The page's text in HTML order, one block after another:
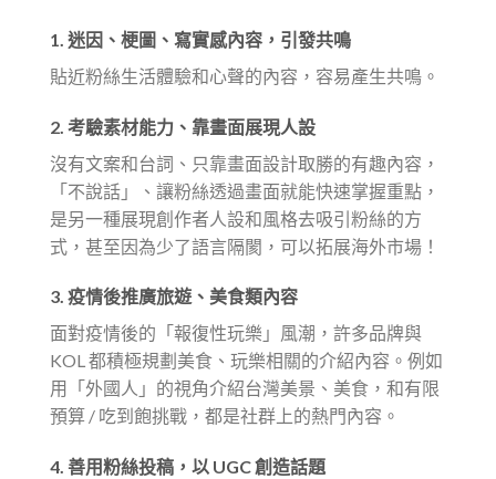
1. 迷因、梗圖、寫實感內容 ，引發共鳴
貼近粉絲生活體驗和心聲的內容，容易產生共鳴。
2. 考驗素材能力、靠畫面展現人設
沒有文案和台詞、只靠畫面設計取勝的有趣內容，
「不說話」、讓粉絲透過畫面就能快速掌握重點，
是另一種展現創作者人設和風格去吸引粉絲的方
式，甚至因為少了語言隔閡，可以拓展海外市場！
3. 疫情後推廣旅遊、美食類內容
面對疫情後的「報復性玩樂」風潮，許多品牌與
KOL 都積極規劃美食、玩樂相關的介紹內容。例如
用「外國人」的視角介紹台灣美景、美食，和有限
預算 / 吃到飽挑戰，都是社群上的熱門內容。
4. 善用粉絲投稿，以 UGC 創造話題